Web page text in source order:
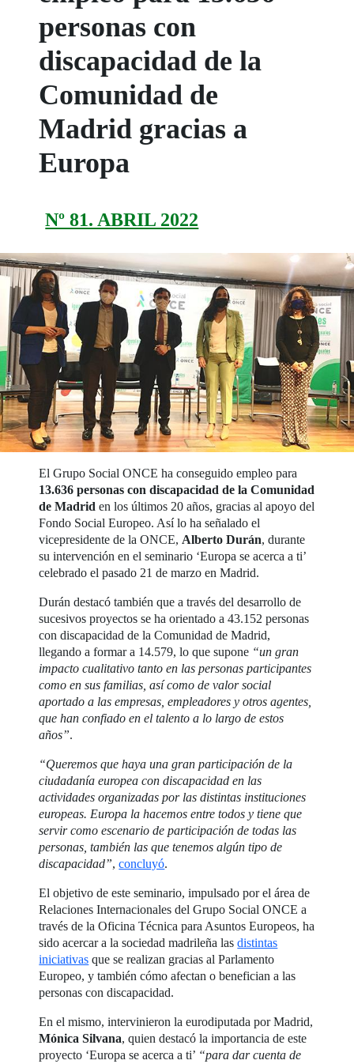
personas con
discapacidad de la
Comunidad de
Madrid gracias a
Europa
Nº 81. ABRIL 2022
El Grupo Social ONCE ha conseguido empleo para
13.636 personas con discapacidad de la Comunidad
de Madrid en los últimos 20 años, gracias al apoyo del
Fondo Social Europeo. Así lo ha señalado el
vicepresidente de la ONCE, Alberto Durán, durante
su intervención en el seminario ‘Europa se acerca a ti’
celebrado el pasado 21 de marzo en Madrid.
Durán destacó también que a través del desarrollo de
sucesivos proyectos se ha orientado a 43.152 personas
con discapacidad de la Comunidad de Madrid,
llegando a formar a 14.579, lo que supone “un gran
impacto cualitativo tanto en las personas participantes
como en sus familias, así como de valor social
aportado a las empresas, empleadores y otros agentes,
que han confiado en el talento a lo largo de estos
años”.
“Queremos que haya una gran participación de la
ciudadanía europea con discapacidad en las
actividades organizadas por las distintas instituciones
europeas. Europa la hacemos entre todos y tiene que
servir como escenario de participación de todas las
personas, también las que tenemos algún tipo de
discapacidad”,concluyó.
El objetivo de este seminario, impulsado por el área de
Relaciones Internacionales del Grupo Social ONCE a
través de la Oficina Técnica para Asuntos Europeos, ha
sido acercar a la sociedad madrileña lasdistintas
iniciativas que se realizan gracias al Parlamento
Europeo, y también cómo afectan o benefician a las
personas con discapacidad.
En el mismo, intervinieron la eurodiputada por Madrid,
Mónica Silvana, quien destacó la importancia de este
proyecto ‘Europa se acerca a ti’ “para dar cuenta de